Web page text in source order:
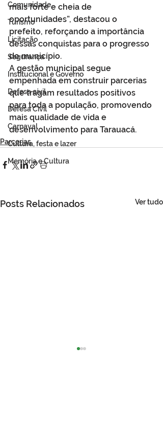
Comunidade
Turismo
Licitação
Segurança
Institucional e Governo
Defesa cívil
Defesa Civil
Carnaval
Cultura, festa e lazer
Memória e Cultura
mais forte e cheia de
oportunidades”, destacou o
prefeito, reforçando a importância
dessas conquistas para o progresso
do município.
A gestão municipal segue
empenhada em construir parcerias
que tragam resultados positivos
para toda a população, promovendo
mais qualidade de vida e
desenvolvimento para Tarauacá.
Parcerias
Posts Relacionados Ver tudo